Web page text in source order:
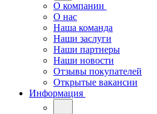
О компании
О нас
Наша команда
Наши заслуги
Наши партнеры
Наши новости
Отзывы покупателей
Открытые вакансии
Информация